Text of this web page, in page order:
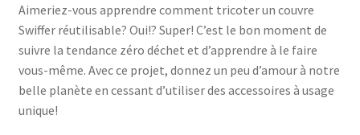
Contact
Mon compte
Aimeriez-vous apprendre comment tricoter un couvre
Swiffer réutilisable? Oui!? Super! C’est le bon moment de
suivre la tendance zéro déchet et d’apprendre à le faire
vous-même. Avec ce projet, donnez un peu d’amour à notre
belle planète en cessant d’utiliser des accessoires à usage
unique!